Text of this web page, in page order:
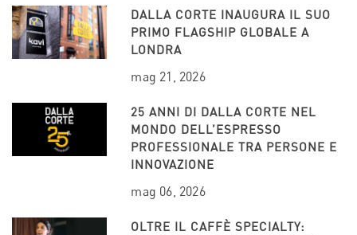
DALLA CORTE INAUGURA IL SUO
PRIMO FLAGSHIP GLOBALE A
LONDRA
mag 21, 2026
25 ANNI DI DALLA CORTE NEL
MONDO DELL’ESPRESSO
PROFESSIONALE TRA PERSONE E
INNOVAZIONE
mag 06, 2026
OLTRE IL CAFFÈ SPECIALTY: